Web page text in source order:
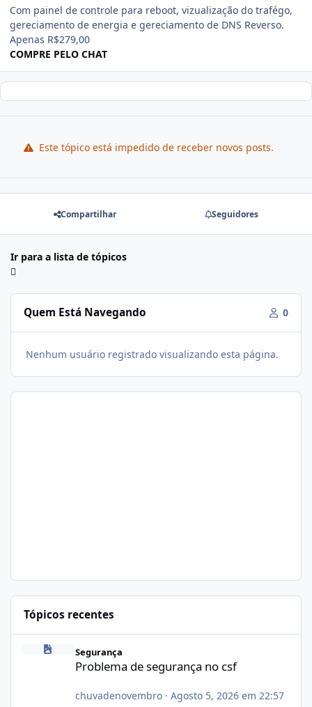
Com painel de controle para reboot, vizualização do trafégo,
gereciamento de energia e gereciamento de DNS Reverso.
Apenas R$279,00
COMPRE PELO CHAT
Este tópico está impedido de receber novos posts.
Compartilhar Seguidores
Ir para a lista de tópicos
Quem Está Navegando 0
Nenhum usuário registrado visualizando esta página.
Tópicos recentes
Segurança
Problema de segurança no csf
chuvadenovembro· Agosto 5, 2026 em 22:57